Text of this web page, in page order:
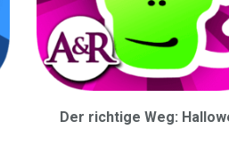
Der richtige Weg: